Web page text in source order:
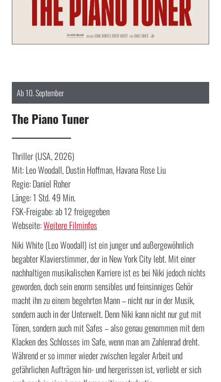
Ab 10. September
The Piano Tuner
Thriller (USA, 2026)
Mit: Leo Woodall, Dustin Hoffman, Havana Rose Liu
Regie: Daniel Roher
Länge: 1 Std. 49 Min.
FSK-Freigabe: ab 12 freigegeben
Webseite:Weitere Filminfos
Niki White (Leo Woodall) ist ein junger und außergewöhnlich
begabter Klavierstimmer, der in New York City lebt. Mit einer
nachhaltigen musikalischen Karriere ist es bei Niki jedoch nichts
geworden, doch sein enorm sensibles und feinsinniges Gehör
macht ihn zu einem begehrten Mann – nicht nur in der Musik,
sondern auch in der Unterwelt. Denn Niki kann nicht nur gut mit
Tönen, sondern auch mit Safes – also genau genommen mit dem
Klacken des Schlosses im Safe, wenn man am Zahlenrad dreht.
Während er so immer wieder zwischen legaler Arbeit und
gefährlichen Aufträgen hin- und hergerissen ist, verliebt er sich